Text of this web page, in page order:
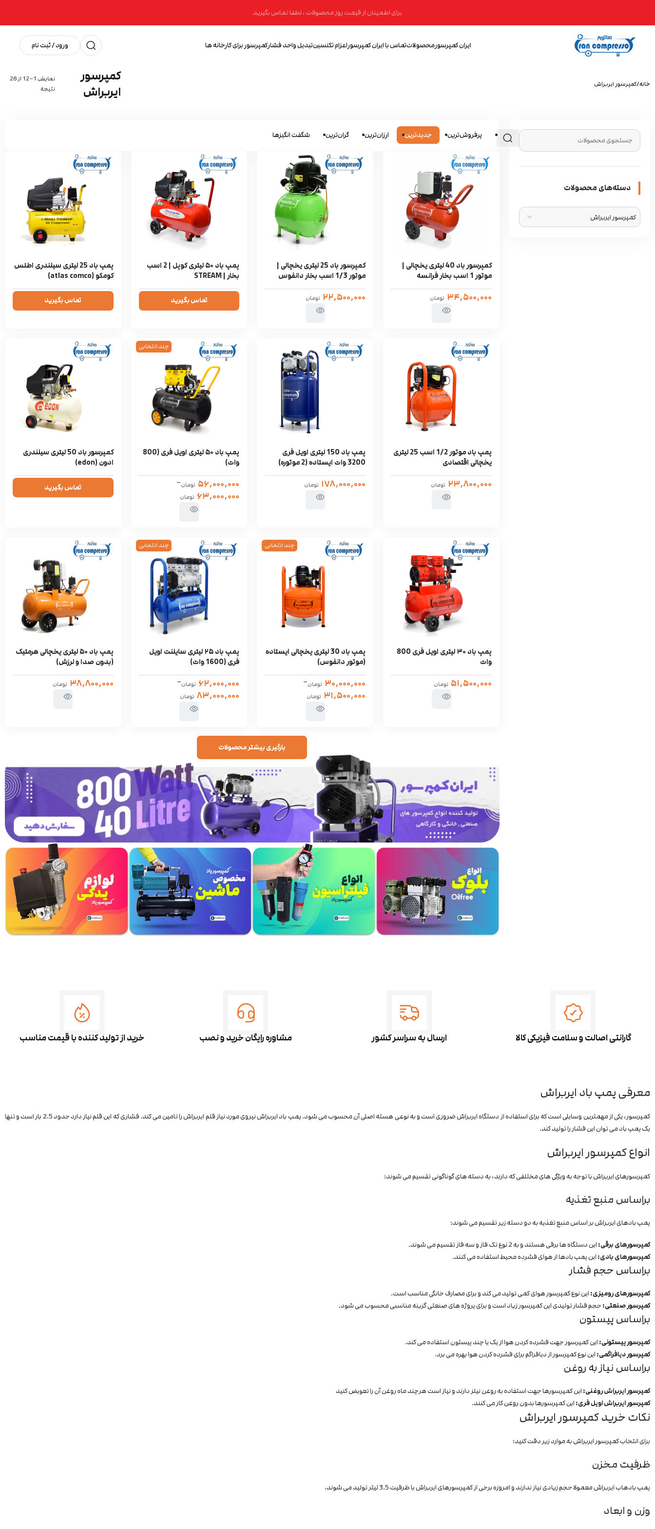
برای اطمینان از قیمت روز محصولات ، لطفا تماس بگیرید
ایران کمپرسورمحصولاتتماس با ایران کمپرسوراعزام تکنسینتبدیل واحد فشارکمپرسور برای کارخانه ها ورود / ثبت نام
خانه کمپرسور ایربراش
کمپرسور
ایربراش
نمایش 1–12 از 28
نتیجه
دسته‌های محصولات
کمپرسور ایربراش
پرفروش‌ترین جدیدترین ارزان‌ترین گران‌ترین شگفت انگیزها
کمپرسور باد 40 لیتری یخچالی |
موتور 1 اسب بخار فرانسه
۳۴,۵۰۰,۰۰۰ تومان
کمپرسور باد 25 لیتری یخچالی |
موتور 1/3 اسب بخار دانفوس
۲۲,۵۰۰,۰۰۰ تومان
پمپ باد ۵۰ لیتری کوپل | 2 اسب
بخار | STREAM
تماس بگیرید
پمپ باد 25 لیتری سیلندری اطلس
کومکو (atlas comco)
تماس بگیرید
پمپ باد موتور 1/2 اسب 25 لیتری
یخچالی اقتصادی
۲۳,۸۰۰,۰۰۰ تومان
پمپ باد 150 لیتری اویل فری
3200 وات ایستاده (2 موتوره)
۱۷۸,۰۰۰,۰۰۰ تومان
چند انتخابی
پمپ باد ۵۰ لیتری اویل فری (800
وات)
۵۶,۰۰۰,۰۰۰ تومان–
۶۳,۰۰۰,۰۰۰ تومان
کمپرسور باد 50 لیتری سیلندری
ادون (edon)
تماس بگیرید
پمپ باد ۳۰ لیتری اویل فری 800
وات
۵۱,۵۰۰,۰۰۰ تومان
چند انتخابی
پمپ باد 30 لیتری یخچالی ایستاده
(موتور دانفوس)
۳۰,۰۰۰,۰۰۰ تومان–
۳۱,۵۰۰,۰۰۰ تومان
چند انتخابی
پمپ باد ۲۵ لیتری سایلنت اویل
فری (1600 وات)
۶۲,۰۰۰,۰۰۰ تومان–
۸۳,۰۰۰,۰۰۰ تومان
پمپ باد ۵۰ لیتری یخچالی هرمتیک
(بدون صدا و لرزش)
۳۸,۸۰۰,۰۰۰ تومان
بارگیری بیشتر محصولات
گارانتی اصالت و سلامت فیزیکی کالا ارسال به سراسر کشور مشاوره رایگان خرید و نصب خرید از تولید کننده با قیمت مناسب
معرفی پمپ باد ایربراش
کمپرسور، یکی از مهمترین وسایلی است که برای استفاده از دستگاه ایربراش ضروری است و به نوعی هسته اصلی آن محسوب می شود. پمپ باد ایربراش نیروی مورد نیاز قلم ایربراش را تامین می کند. فشاری که این قلم نیاز دارد حدود 2.5 بار است و تنها
یک پمپ باد می توان این فشار را تولید کند.
انواع کمپرسور ایربراش
کمپرسورهای ایربراش با توجه به ویژگی های مختلفی که دارند، به دسته های گوناگونی تقسیم می شوند:
براساس منبع تغذیه
پمپ بادهای ایربراش بر اساس منبع تغذیه به دو دسته زیر تقسیم می شوند:
کمپرسورهای برقی: این دستگاه ها برقی هستند و به 2 نوع تک فاز و سه فاز تقسیم می شوند.
کمپرسورهای بادی: این پمپ بادها از هوای فشرده محیط استفاده می کنند.
براساس حجم فشار
کمپرسورهای رومیزی: این نوع کمپرسور هوای کمی تولید می کند و برای مصارف خانگی مناسب است.
کمپرسور صنعتی:حجم فشار تولیدی این کمپرسور زیاد است و برای پروژه های صنعتی گزینه مناسبی محسوب می شود.
براساس پیستون
کمپرسور پیستونی: این کمپرسور جهت فشرده کردن هوا از یک یا چند پیستون استفاده می کند.
کمپرسور دیافراگمی: این نوع کمپرسور از دیافراگم برای فشرده کردن هوا بهره می برد.
براساس نیاز به روغن
کمپرسور ایربراش روغنی: این کمپرسورها جهت استفاده به روغن نیلز دارند و نیاز است هرچند ماه روغن آن را تعویض کنید
کمپرسور ایربراش اویل فری: این کمپرسورها بدون روغن کار می کنند.
نکات خرید کمپرسور ایربراش
برای انتخاب کمپرسور ایربراش به موارد زیر دقت کنید:
ظرفیت مخزن
پمپ بادهاب ایربراش معمولا حجم زیادی نیاز ندارند و امروزه برخی از کمپرسورهای ایربراش با ظرفیت 3.5 لیتر تولید می شوند.
وزن و ابعاد